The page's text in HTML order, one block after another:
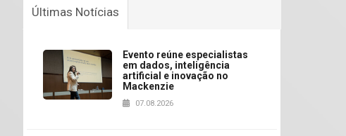
Últimas Notícias
Evento reúne especialistas
em dados, inteligência
artificial e inovação no
Mackenzie
07.08.2026